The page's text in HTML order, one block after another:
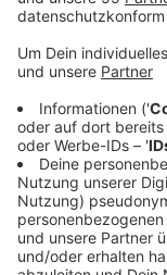
Anzeige
Die Stadthalle
Jahr verschlingt
sanieren wäre
hat sich deshalb
möglichen
allerdings noch